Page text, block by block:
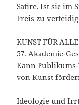
Verteidigt die
54. Akademie-
Es lebe das
Hildebrandt
53. Akademie-
Qualität über